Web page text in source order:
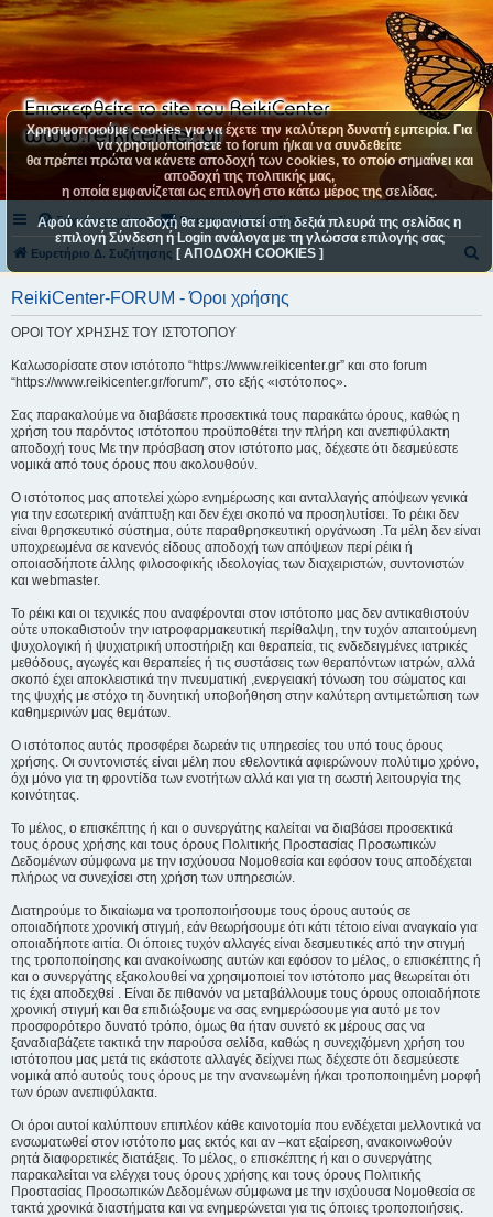
Συχνές ερωτήσεις Επικοινωνήστε μαζί μας
Ευρετήριο Δ. Συζήτησης
ReikiCenter-FORUM - Όροι χρήσης
ΟΡΟΙ ΤΟΥ ΧΡΗΣΗΣ ΤΟΥ ΙΣΤΌΤΟΠΟΥ
Καλωσορίσατε στον ιστότοπο “https://www.reikicenter.gr” και στο forum
“https://www.reikicenter.gr/forum/”, στο εξής «ιστότοπος».
Σας παρακαλούμε να διαβάσετε προσεκτικά τους παρακάτω όρους, καθώς η
χρήση του παρόντος ιστότοπου προϋποθέτει την πλήρη και ανεπιφύλακτη
αποδοχή τους Με την πρόσβαση στον ιστότοπο μας, δέχεστε ότι δεσμεύεστε
νομικά από τους όρους που ακολουθούν.
Ο ιστότοπος μας αποτελεί χώρο ενημέρωσης και ανταλλαγής απόψεων γενικά
για την εσωτερική ανάπτυξη και δεν έχει σκοπό να προσηλυτίσει. To ρέικι δεν
είναι θρησκευτικό σύστημα, ούτε παραθρησκευτική οργάνωση .Τα μέλη δεν είναι
υποχρεωμένα σε κανενός είδους αποδοχή των απόψεων περί ρέικι ή
οποιασδήποτε άλλης φιλοσοφικής ιδεολογίας των διαχειριστών, συντονιστών
και webmaster.
Το ρέικι και οι τεχνικές που αναφέρονται στον ιστότοπο μας δεν αντικαθιστούν
ούτε υποκαθιστούν την ιατροφαρμακευτική περίθαλψη, την τυχόν απαιτούμενη
ψυχολογική ή ψυχιατρική υποστήριξη και θεραπεία, τις ενδεδειγμένες ιατρικές
μεθόδους, αγωγές και θεραπείες ή τις συστάσεις των θεραπόντων ιατρών, αλλά
σκοπό έχει αποκλειστικά την πνευματική ,ενεργειακή τόνωση του σώματος και
της ψυχής με στόχο τη δυνητική υποβοήθηση στην καλύτερη αντιμετώπιση των
καθημερινών μας θεμάτων.
Ο ιστότοπος αυτός προσφέρει δωρεάν τις υπηρεσίες του υπό τους όρους
χρήσης. Οι συντονιστές είναι μέλη που εθελοντικά αφιερώνουν πολύτιμο χρόνο,
όχι μόνο για τη φροντίδα των ενοτήτων αλλά και για τη σωστή λειτουργία της
κοινότητας.
Το μέλος, ο επισκέπτης ή και ο συνεργάτης καλείται να διαβάσει προσεκτικά
τους όρους χρήσης και τους όρους Πολιτικής Προστασίας Προσωπικών
Δεδομένων σύμφωνα με την ισχύουσα Νομοθεσία και εφόσον τους αποδέχεται
πλήρως να συνεχίσει στη χρήση των υπηρεσιών.
Διατηρούμε το δικαίωμα να τροποποιήσουμε τους όρους αυτούς σε
οποιαδήποτε χρονική στιγμή, εάν θεωρήσουμε ότι κάτι τέτοιο είναι αναγκαίο για
οποιαδήποτε αιτία. Οι όποιες τυχόν αλλαγές είναι δεσμευτικές από την στιγμή
της τροποποίησης και ανακοίνωσης αυτών και εφόσον το μέλος, ο επισκέπτης ή
και ο συνεργάτης εξακολουθεί να χρησιμοποιεί τον ιστότοπο μας θεωρείται ότι
τις έχει αποδεχθεί . Είναι δε πιθανόν να μεταβάλλουμε τους όρους οποιαδήποτε
χρονική στιγμή και θα επιδιώξουμε να σας ενημερώσουμε για αυτό με τον
προσφορότερο δυνατό τρόπο, όμως θα ήταν συνετό εκ μέρους σας να
ξαναδιαβάζετε τακτικά την παρούσα σελίδα, καθώς η συνεχιζόμενη χρήση του
ιστότοπου μας μετά τις εκάστοτε αλλαγές δείχνει πως δέχεστε ότι δεσμεύεστε
νομικά από αυτούς τους όρους με την ανανεωμένη ή/και τροποποιημένη μορφή
των όρων ανεπιφύλακτα.
Οι όροι αυτοί καλύπτουν επιπλέον κάθε καινοτομία που ενδέχεται μελλοντικά να
ενσωματωθεί στον ιστότοπο μας εκτός και αν –κατ εξαίρεση, ανακοινωθούν
ρητά διαφορετικές διατάξεις. Το μέλος, ο επισκέπτης ή και ο συνεργάτης
παρακαλείται να ελέγχει τους όρους χρήσης και τους όρους Πολιτικής
Προστασίας Προσωπικών Δεδομένων σύμφωνα με την ισχύουσα Νομοθεσία σε
τακτά χρονικά διαστήματα και να ενημερώνεται για τις όποιες τροποποιήσεις.
Χρησιμοποιούμε cookies για να έχετε την καλύτερη δυνατή εμπειρία. Για
να χρησιμοποιήσετε το forum ή/και να συνδεθείτε
θα πρέπει πρώτα να κάνετε αποδοχή των cookies, το οποίο σημαίνει και
αποδοχή της πολιτικής μας,
η οποία εμφανίζεται ως επιλογή στο κάτω μέρος της σελίδας.
Αφού κάνετε αποδοχή θα εμφανιστεί στη δεξιά πλευρά της σελίδας η
επιλογή Σύνδεση ή Login ανάλογα με τη γλώσσα επιλογής σας
[ ΑΠΟΔΟΧΗ COOKIES ]